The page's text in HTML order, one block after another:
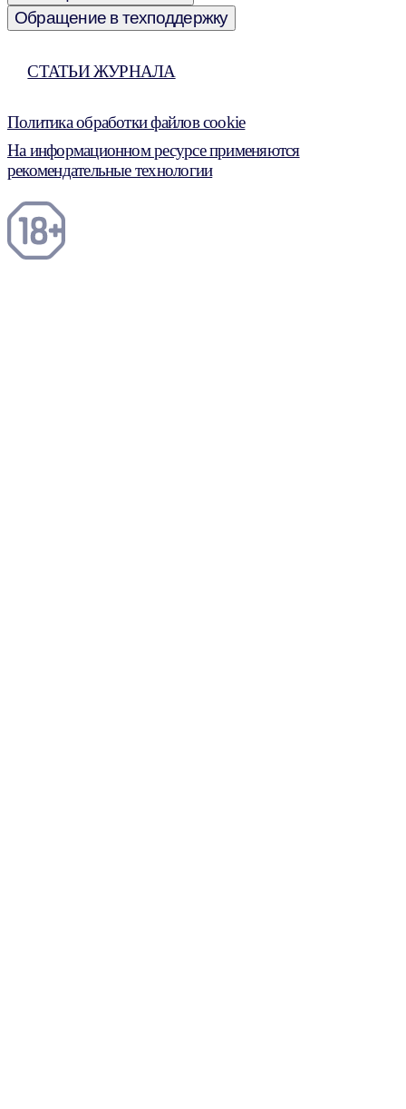
Обращение в техподдержку
СТАТЬИ ЖУРНАЛА
Политика обработки файлов cookie
На информационном ресурсе применяются
рекомендательные технологии